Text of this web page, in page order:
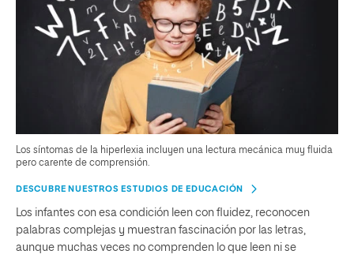
Los síntomas de la hiperlexia incluyen una lectura mecánica muy fluida
pero carente de comprensión.
DESCUBRE NUESTROS ESTUDIOS DE EDUCACIÓN
Los infantes con esa condición leen con fluidez, reconocen
palabras complejas y muestran fascinación por las letras,
aunque muchas veces no comprenden lo que leen ni se